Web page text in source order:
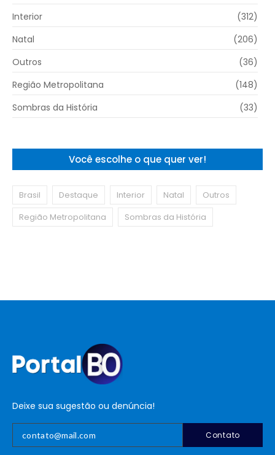
Interior
(312)
Natal
(206)
Outros
(36)
Região Metropolitana
(148)
Sombras da História
(33)
Você escolhe o que quer ver!
Brasil Destaque Interior Natal
Outros
Região Metropolitana
Sombras da História
Deixe sua sugestão ou denúncia!
Contato